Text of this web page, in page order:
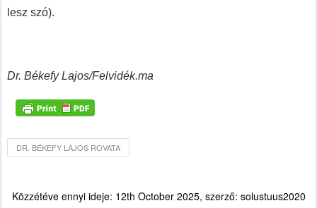
lesz szó).
Dr. Békefy Lajos/Felvidék.ma
DR. BÉKEFY LAJOS ROVATA
Közzétéve ennyi ideje: 12th October 2025, szerző: solustuus2020